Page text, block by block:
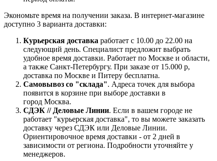
Экономьте время на получении заказа. В интернет-магазине
доступно 3 варианта доставки:
Курьерская доставка работает с 10.00 до 22.00 на
следующий день. Специалист предложит выбрать
удобное время доставки. Работает по Москве и области,
а также Санкт-Петербургу. При заказе от 15.000 р,
доставка по Москве и Питеру бесплатна.
Самовывоз со "склада". Адреса точек для выбора
появится в корзине при выборе доставки в
город Москва.
СДЭК // Деловые Линии. Если в вашем городе не
работает "курьерская доставка", то вы можете заказать
доставку через СДЭК или Деловые Линии.
Ориентировочное время доставки - от 2 дней в
зависимости от региона. Подробности уточняйте у
менеджеров.